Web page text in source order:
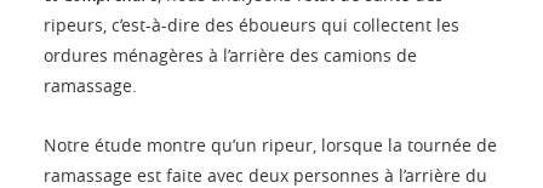
ripeurs, c’est-à-dire des éboueurs qui collectent les
ordures ménagères à l’arrière des camions de
ramassage.
Notre étude montre qu’un ripeur, lorsque la tournée de
ramassage est faite avec deux personnes à l’arrière du